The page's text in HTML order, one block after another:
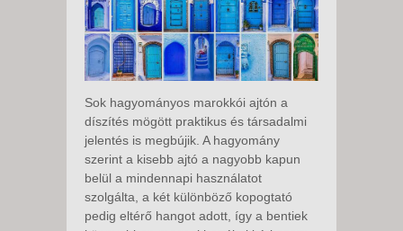
Sok hagyományos marokkói ajtón a
díszítés mögött praktikus és társadalmi
jelentés is megbújik. A hagyomány
szerint a kisebb ajtó a nagyobb kapun
belül a mindennapi használatot
szolgálta, a két különböző kopogtató
pedig eltérő hangot adott, így a bentiek